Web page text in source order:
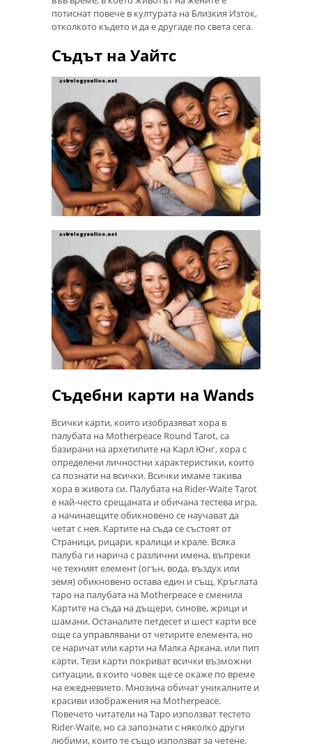
потиснат повече в културата на Близкия Изток,
отколкото където и да е другаде по света сега.
Съдът на Уайтс
Съдебни карти на Wands
Всички карти, които изобразяват хора в
палубата на Motherpeace Round Tarot, са
базирани на архетипите на Карл Юнг, хора с
определени личностни характеристики, които
са познати на всички. Всички имаме такива
хора в живота си. Палубата на Rider-Waite Tarot
е най-често срещаната и обичана тестева игра,
а начинаещите обикновено се научават да
четат с нея. Картите на съда се състоят от
Страници, рицари, кралици и крале. Всяка
палуба ги нарича с различни имена, въпреки
че техният елемент (огън, вода, въздух или
земя) обикновено остава един и същ. Кръглата
таро на палубата на Motherpeace е сменила
Картите на съда на дъщери, синове, жрици и
шамани. Останалите петдесет и шест карти все
още са управлявани от четирите елемента, но
се наричат ​​или карти на Малка Аркана, или пип
карти. Тези карти покриват всички възможни
ситуации, в които човек ще се окаже по време
на ежедневието. Мнозина обичат уникалните и
красиви изображения на Motherpeace.
Повечето читатели на Таро използват тестето
Rider-Waite, но са запознати с няколко други
любими, които те също използват за четене.